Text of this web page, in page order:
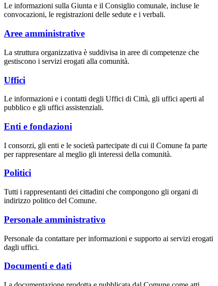
Le informazioni sulla Giunta e il Consiglio comunale, incluse le
convocazioni, le registrazioni delle sedute e i verbali.
Aree amministrative
La struttura organizzativa è suddivisa in aree di competenze che
gestiscono i servizi erogati alla comunità.
Uffici
Le informazioni e i contatti degli Uffici di Città, gli uffici aperti al
pubblico e gli uffici assistenziali.
Enti e fondazioni
I consorzi, gli enti e le società partecipate di cui il Comune fa parte
per rappresentare al meglio gli interessi della comunità.
Politici
Tutti i rappresentanti dei cittadini che compongono gli organi di
indirizzo politico del Comune.
Personale amministrativo
Personale da contattare per informazioni e supporto ai servizi erogati
dagli uffici.
Documenti e dati